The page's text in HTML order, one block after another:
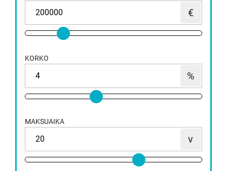
KORKO
MAKSUAIKA